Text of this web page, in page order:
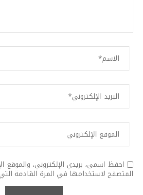
احفظ اسمي، بريدي الإلكتروني، والموقع
المتصفح لاستخدامها في المرة القادمة